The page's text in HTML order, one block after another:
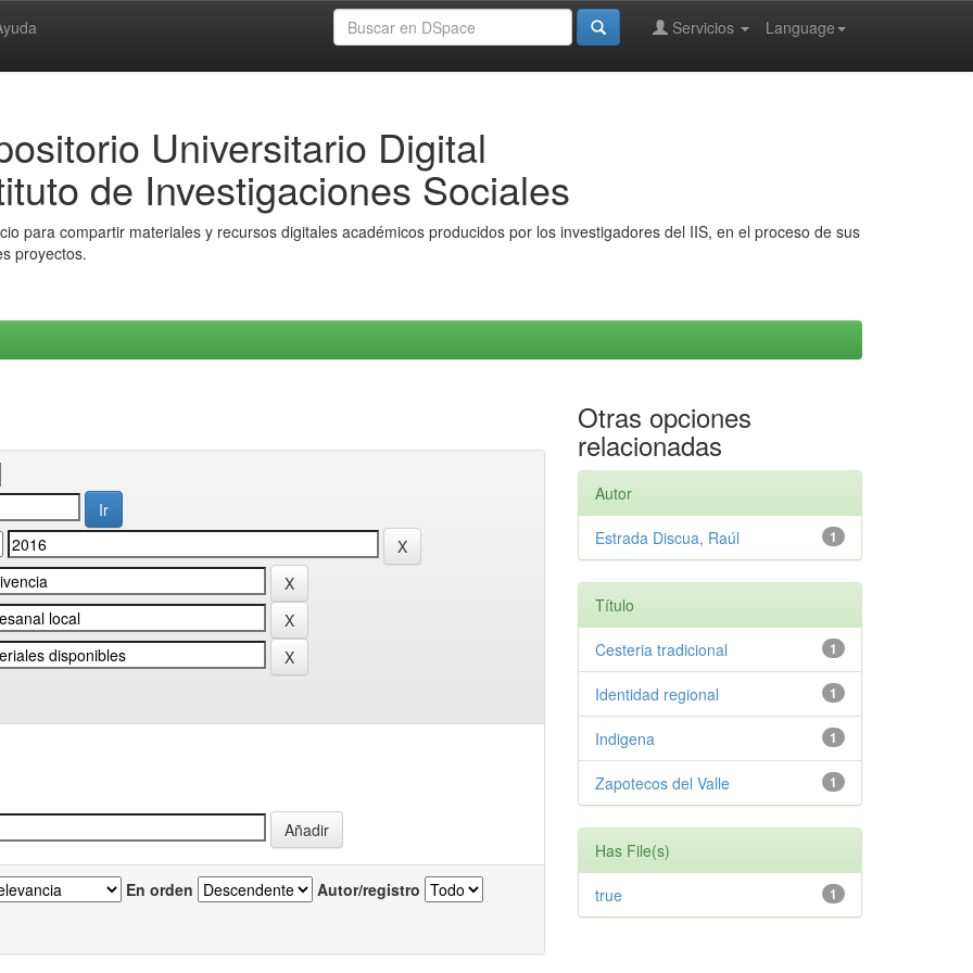
Language
Servicios
Universitario Digital
de Investigaciones Sociales
para compartir materiales y recursos digitales académicos producidos por los investigadores del IIS, en el proceso de sus
proyectos.
En orden Autor/registro
Otras opciones
relacionadas
Autor
1
Estrada Discua, Raúl
Título
1
Cesteria tradicional
1
Identidad regional
1
Indigena
1
Zapotecos del Valle
Has File(s)
1
true